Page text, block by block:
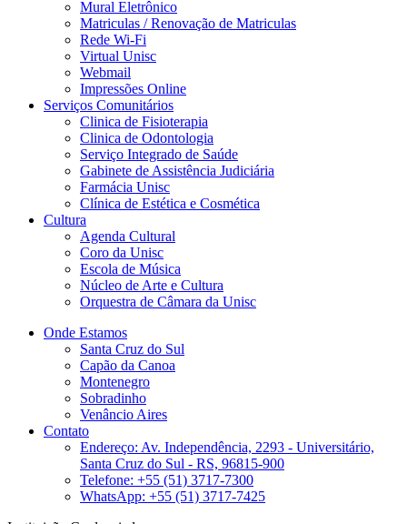
Mural Eletrônico
Matriculas / Renovação de Matriculas
Rede Wi-Fi
Virtual Unisc
Webmail
Impressões Online
Serviços Comunitários
Clinica de Fisioterapia
Clinica de Odontologia
Serviço Integrado de Saúde
Gabinete de Assistência Judiciária
Farmácia Unisc
Clínica de Estética e Cosmética
Cultura
Agenda Cultural
Coro da Unisc
Escola de Música
Núcleo de Arte e Cultura
Orquestra de Câmara da Unisc
Onde Estamos
Santa Cruz do Sul
Capão da Canoa
Montenegro
Sobradinho
Venâncio Aires
Contato
Endereço: Av. Independência, 2293 - Universitário,
Santa Cruz do Sul - RS, 96815-900
Telefone: +55 (51) 3717-7300
WhatsApp: +55 (51) 3717-7425